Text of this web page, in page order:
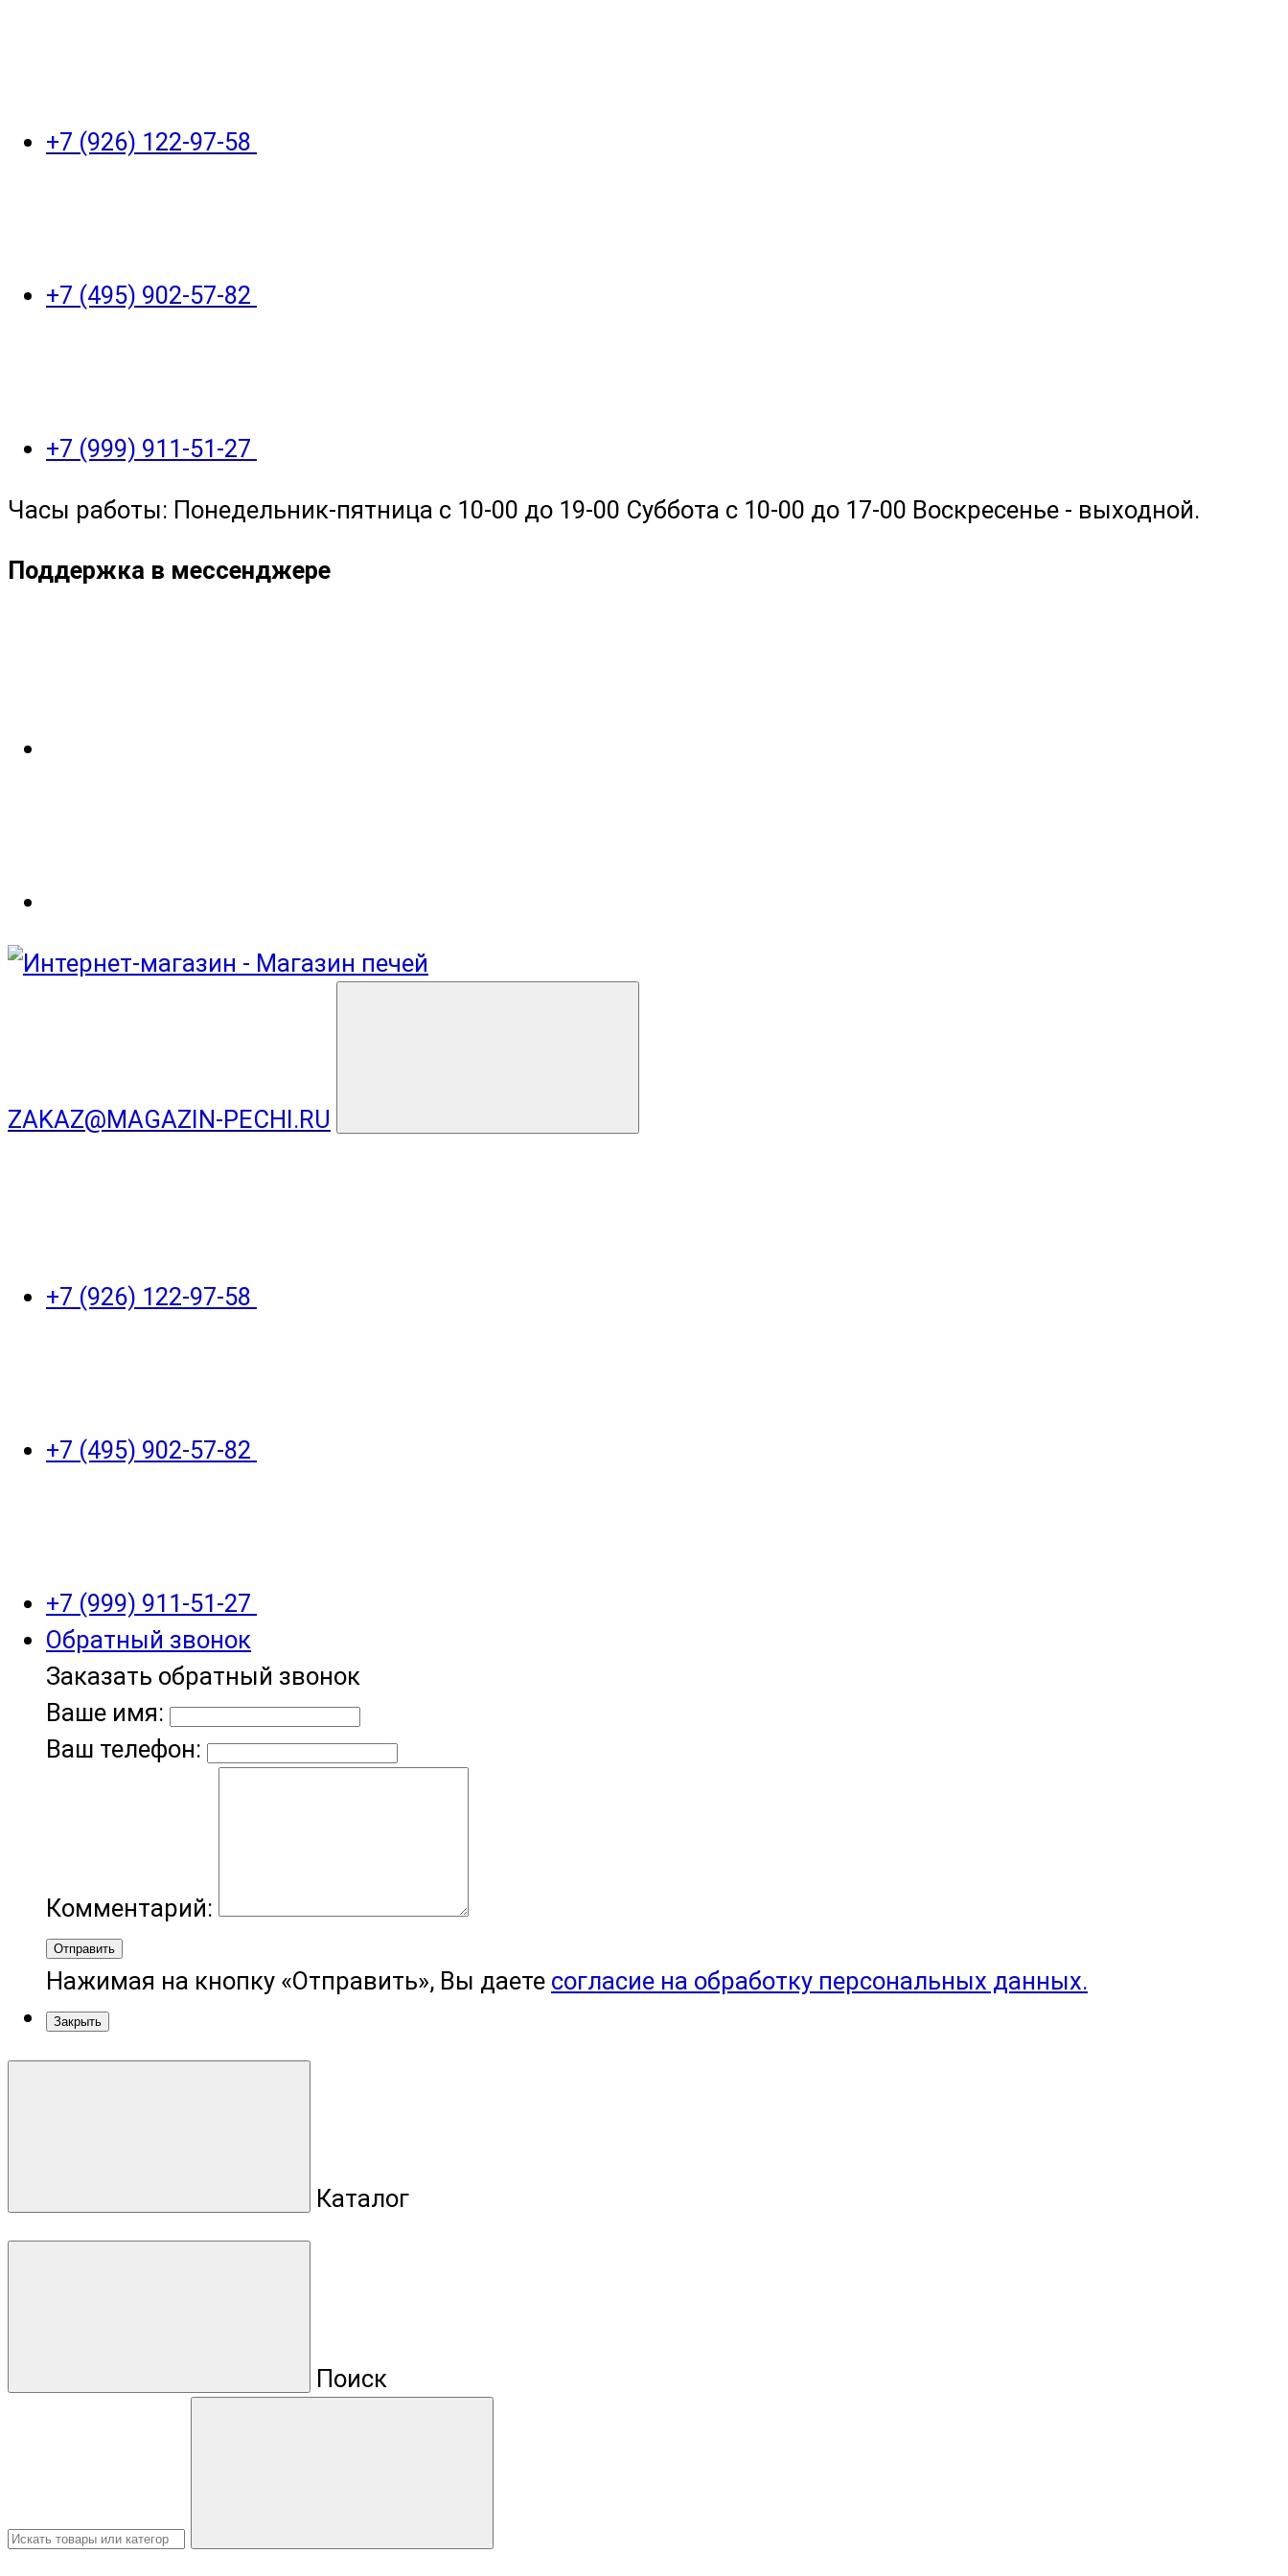
+7 (926) 122-97-58
+7 (495) 902-57-82
+7 (999) 911-51-27
Часы работы: Понедельник-пятница с 10-00 до 19-00 Суббота с 10-00 до 17-00 Воскресенье - выходной.
Поддержка в мессенджере
ZAKAZ@MAGAZIN-PECHI.RU
+7 (926) 122-97-58
+7 (495) 902-57-82
+7 (999) 911-51-27
Обратный звонок
Заказать обратный звонок
Ваше имя:
Ваш телефон:
Комментарий:
Отправить
Нажимая на кнопку «Отправить», Вы даете согласие на обработку персональных данных.
Закрыть
Каталог
Поиск